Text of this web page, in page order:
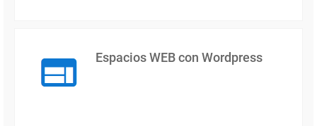
Espacios WEB con Wordpress